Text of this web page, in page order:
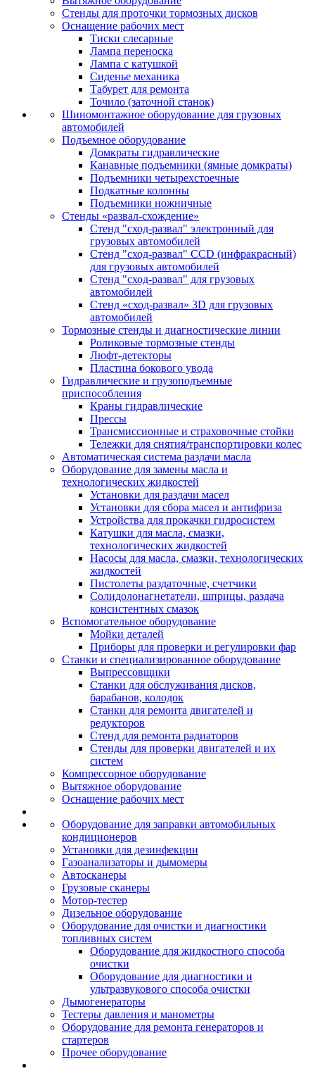
Стенды для проточки тормозных дисков
Оснащение рабочих мест
Тиски слесарные
Лампа переноска
Лампа с катушкой
Сиденье механика
Табурет для ремонта
Точило (заточной станок)
Шиномонтажное оборудование для грузовых
автомобилей
Подъемное оборудование
Домкраты гидравлические
Канавные подъемники (ямные домкраты)
Подъемники четырехстоечные
Подкатные колонны
Подъемники ножничные
Стенды «развал-схождение»
Стенд "сход-развал" электронный для
грузовых автомобилей
Стенд "сход-развал" CCD (инфракрасный)
для грузовых автомобилей
Стенд "сход-развал" для грузовых
автомобилей
Стенд «сход-развал» 3D для грузовых
автомобилей
Тормозные стенды и диагностические линии
Роликовые тормозные стенды
Люфт-детекторы
Пластина бокового увода
Гидравлические и грузоподъемные
приспособления
Краны гидравлические
Прессы
Трансмиссионные и страховочные стойки
Тележки для снятия/транспортировки колес
Автоматическая система раздачи масла
Оборудование для замены масла и
технологических жидкостей
Установки для раздачи масел
Установки для сбора масел и антифриза
Устройства для прокачки гидросистем
Катушки для масла, смазки,
технологических жидкостей
Насосы для масла, смазки, технологических
жидкостей
Пистолеты раздаточные, счетчики
Солидолонагнетатели, шприцы, раздача
консистентных смазок
Вспомогательное оборудование
Мойки деталей
Приборы для проверки и регулировки фар
Станки и специализированное оборудование
Выпрессовщики
Станки для обслуживания дисков,
барабанов, колодок
Станки для ремонта двигателей и
редукторов
Стенд для ремонта радиаторов
Стенды для проверки двигателей и их
систем
Компрессорное оборудование
Вытяжное оборудование
Оснащение рабочих мест
Оборудование для заправки автомобильных
кондиционеров
Установки для дезинфекции
Газоанализаторы и дымомеры
Автосканеры
Грузовые сканеры
Мотор-тестер
Дизельное оборудование
Оборудование для очистки и диагностики
топливных систем
Оборудование для жидкостного способа
очистки
Оборудование для диагностики и
ультразвукового способа очистки
Дымогенераторы
Тестеры давления и манометры
Оборудование для ремонта генераторов и
стартеров
Прочее оборудование